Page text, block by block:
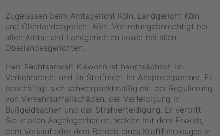
Zugelassen beim Amtsgericht Köln, Landgericht Köln
und Oberlandesgericht Köln. Vertretungsberechtigt bei
allen Amts- und Landgerichten sowie bei allen
Oberlandesgerichten.
Herr Rechtsanwalt Klawohn ist hauptsächlich im
Verkehrsrecht und im Strafrecht Ihr Ansprechpartner. Er
beschäftigt sich schwerpunktmäßig mit der Regulierung
von Verkehrsunfallschäden, der Verteidigung in
Bußgeldsachen und der Strafverteidigung. Er vertritt
Sie in allen Angelegenheiten, welche mit dem Erwerb,
dem Verkauf oder dem Betrieb eines Kraftfahrzeuges in